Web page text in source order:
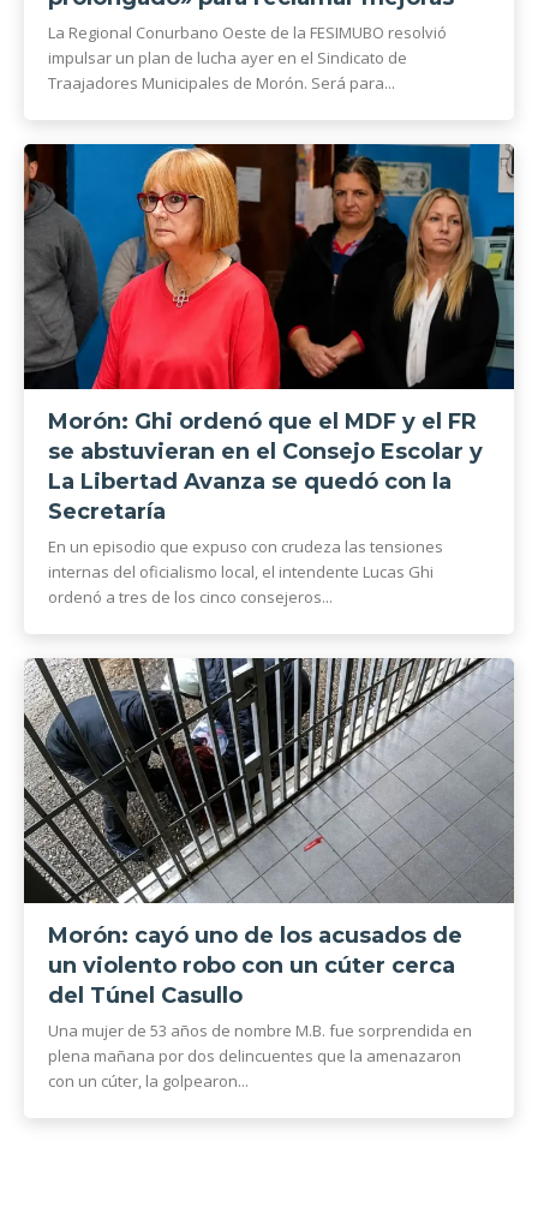
La Regional Conurbano Oeste de la FESIMUBO resolvió
impulsar un plan de lucha ayer en el Sindicato de
Traajadores Municipales de Morón. Será para...
Morón: Ghi ordenó que el MDF y el FR
se abstuvieran en el Consejo Escolar y
La Libertad Avanza se quedó con la
Secretaría
En un episodio que expuso con crudeza las tensiones
internas del oficialismo local, el intendente Lucas Ghi
ordenó a tres de los cinco consejeros...
Morón: cayó uno de los acusados de
un violento robo con un cúter cerca
del Túnel Casullo
Una mujer de 53 años de nombre M.B. fue sorprendida en
plena mañana por dos delincuentes que la amenazaron
con un cúter, la golpearon...